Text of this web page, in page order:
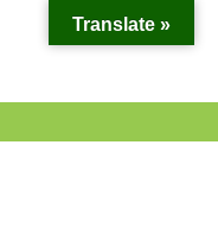
Translate »